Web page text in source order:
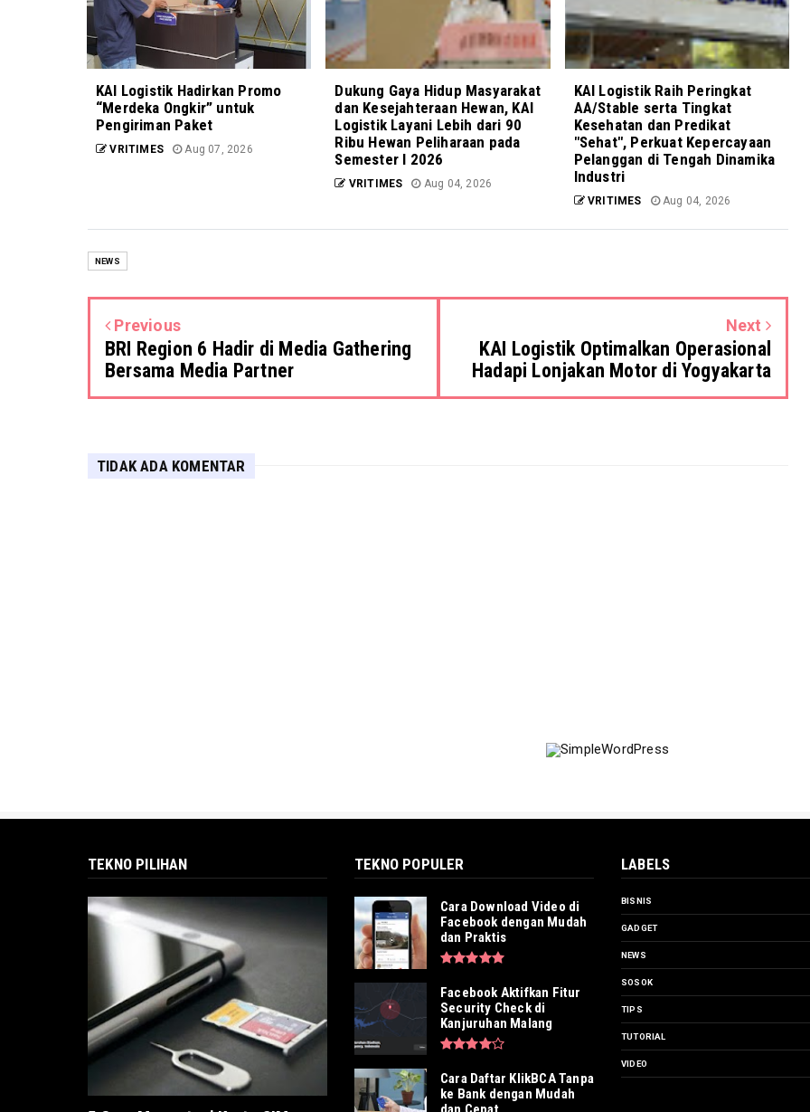
KAI Logistik Hadirkan Promo
“Merdeka Ongkir” untuk
Pengiriman Paket
VRITIMES Aug 07, 2026
Dukung Gaya Hidup Masyarakat
dan Kesejahteraan Hewan, KAI
Logistik Layani Lebih dari 90
Ribu Hewan Peliharaan pada
Semester I 2026
VRITIMES Aug 04, 2026
KAI Logistik Raih Peringkat
AA/Stable serta Tingkat
Kesehatan dan Predikat
"Sehat", Perkuat Kepercayaan
Pelanggan di Tengah Dinamika
Industri
VRITIMES Aug 04, 2026
NEWS
Previous
BRI Region 6 Hadir di Media Gathering
Bersama Media Partner
Next
KAI Logistik Optimalkan Operasional
Hadapi Lonjakan Motor di Yogyakarta
TIDAK ADA KOMENTAR
TEKNO PILIHAN TEKNO POPULER
Cara Download Video di
Facebook dengan Mudah
dan Praktis
Facebook Aktifkan Fitur
Security Check di
Kanjuruhan Malang
Cara Daftar KlikBCA Tanpa
ke Bank dengan Mudah
LABELS
BISNIS
GADGET
NEWS
SOSOK
TIPS
TUTORIAL
VIDEO